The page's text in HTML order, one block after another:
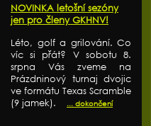
NOVINKA letošní sezóny
jen pro členy GKHNV!
Léto, golf a grilování. Co
víc si přát? V sobotu 8.
srpna Vás zveme na
Prázdninový turnaj dvojic
ve formátu Texas Scramble
(9 jamek).
... dokončení